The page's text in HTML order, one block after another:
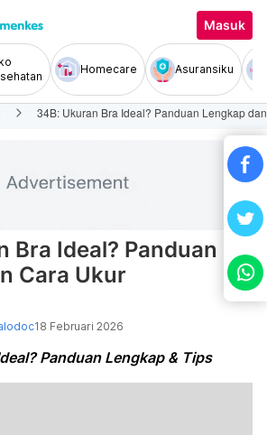
Masuk
Homecare Asuransiku
34B: Ukuran Bra Ideal? Panduan Lengkap
Bra Ideal? Panduan
Cara Ukur
18 Februari 2026
Panduan Lengkap & Tips